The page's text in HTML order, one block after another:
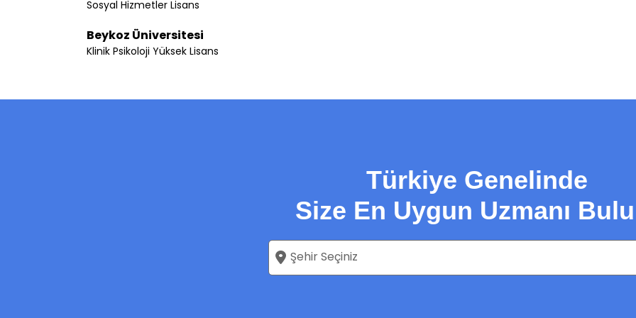
Sosyal Hizmetler Lisans
Beykoz Üniversitesi
Klinik Psikoloji Yüksek Lisans
Türkiye Genelinde
Size En Uygun Uzmanı